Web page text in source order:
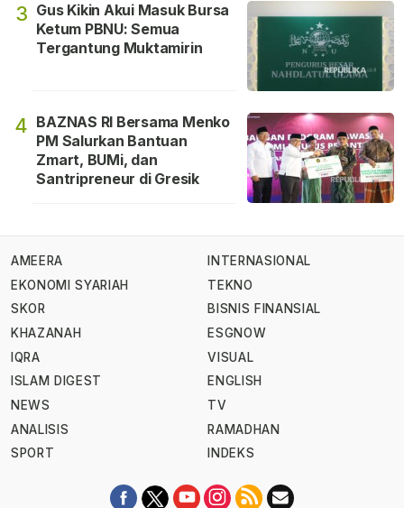
3 Gus Kikin Akui Masuk Bursa
Ketum PBNU: Semua
Tergantung Muktamirin
4 BAZNAS RI Bersama Menko
PM Salurkan Bantuan
Zmart, BUMi, dan
Santripreneur di Gresik
AMEERA
EKONOMI SYARIAH
SKOR
KHAZANAH
IQRA
ISLAM DIGEST
NEWS
ANALISIS
SPORT
INTERNASIONAL
TEKNO
BISNIS FINANSIAL
ESGNOW
VISUAL
ENGLISH
TV
RAMADHAN
INDEKS